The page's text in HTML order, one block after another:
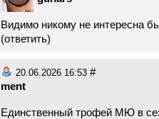
Видимо никому не интересна
(ответить)
20.06.2026 16:53 #
ment
Единственный трофей МЮ в